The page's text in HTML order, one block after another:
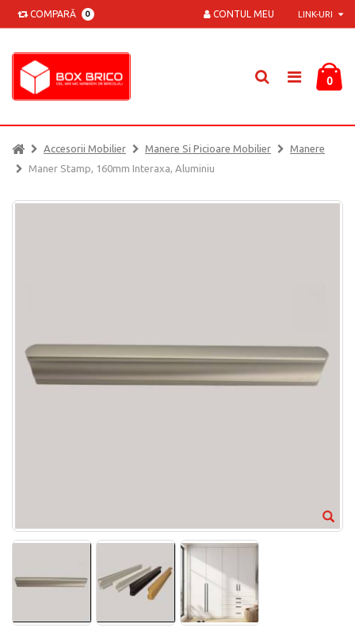
COMPARĂ 0 LINK-URI
CONTUL MEU
0
Accesorii Mobilier Manere Si Picioare Mobilier
Manere
Maner Stamp, 160mm Interaxa, Aluminiu